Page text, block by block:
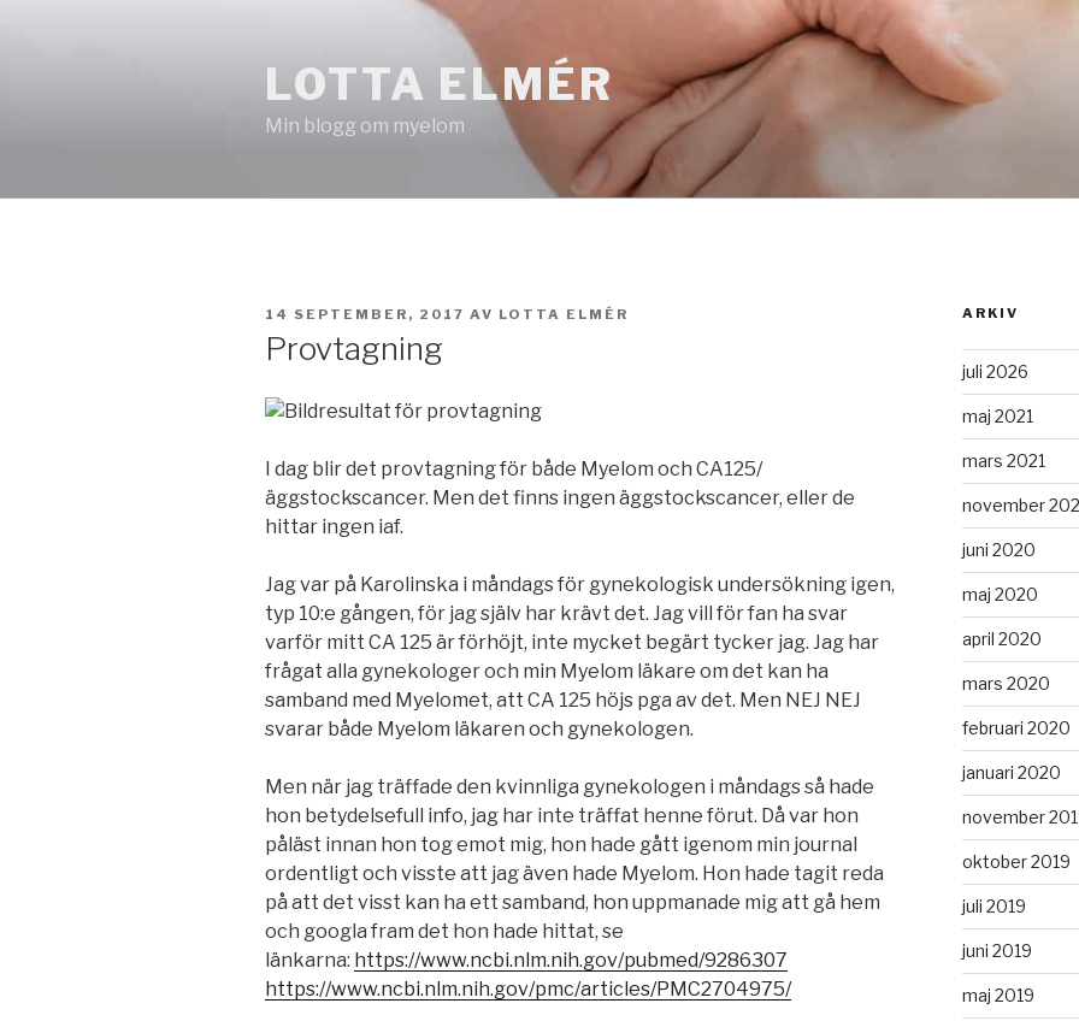
LOTTA ELMÉR
Min blogg om myelom
PUBLICERAT
14 SEPTEMBER, 2017 AV LOTTA ELMÉR
Provtagning
I dag blir det provtagning för både Myelom och CA125/
äggstockscancer. Men det finns ingen äggstockscancer, eller de
hittar ingen iaf.
Jag var på Karolinska i måndags för gynekologisk undersökning igen,
typ 10:e gången, för jag själv har krävt det. Jag vill för fan ha svar
varför mitt CA 125 är förhöjt, inte mycket begärt tycker jag. Jag har
frågat alla gynekologer och min Myelom läkare om det kan ha
samband med Myelomet, att CA 125 höjs pga av det. Men NEJ NEJ
svarar både Myelom läkaren och gynekologen.
Men när jag träffade den kvinnliga gynekologen i måndags så hade
hon betydelsefull info, jag har inte träffat henne förut. Då var hon
påläst innan hon tog emot mig, hon hade gått igenom min journal
ordentligt och visste att jag även hade Myelom. Hon hade tagit reda
på att det visst kan ha ett samband, hon uppmanade mig att gå hem
och googla fram det hon hade hittat, se
länkarna: https://www.ncbi.nlm.nih.gov/pubmed/9286307
https://www.ncbi.nlm.nih.gov/pmc/articles/PMC2704975/
ARKIV
juli 2026
maj 2021
mars 2021
november
juni 2020
maj 2020
april 2020
mars 2020
februari 2020
januari 2020
november
oktober 2019
juli 2019
juni 2019
maj 2019